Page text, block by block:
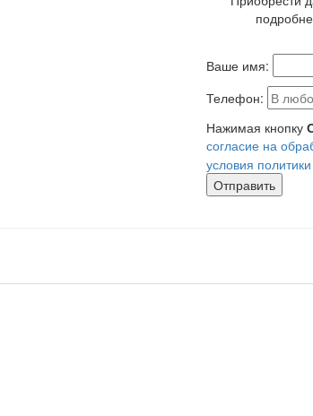
Ваше имя:
Телефон:
Нажимая кнопку
согласие на
условия
Отправить